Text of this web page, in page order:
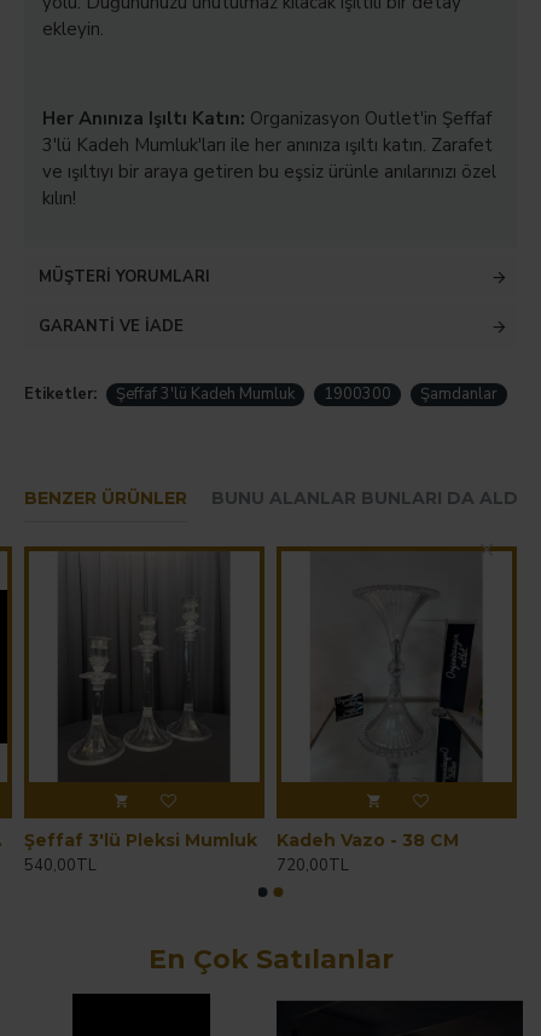
Hemen Sipariş Ver
ekleyin.
Her Anınıza Işıltı Katın: Organizasyon Outlet'in Şeffaf
3'lü Kadeh Mumluk'ları ile her anınıza ışıltı katın. Zarafet
ve ışıltıyı bir araya getiren bu eşsiz ürünle anılarınızı özel
kılın!
MÜŞTERI YORUMLARI
GARANTI VE İADE
Etiketler: Şeffaf 3'lü Kadeh Mumluk 1900300 Şamdanlar
BENZER ÜRÜNLER BUNU ALANLAR BUNLARI DA
Şeffaf 3'lü Pleksi Mumluk
540,00TL
Kadeh Vazo - 38 CM
720,00TL
En Çok Satılanlar